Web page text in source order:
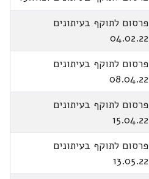
פרסום לתוקף בעיתונים
04.02.22
פרסום לתוקף בעיתונים
08.04.22
פרסום לתוקף בעיתונים
15.04.22
פרסום לתוקף בעיתונים
13.05.22